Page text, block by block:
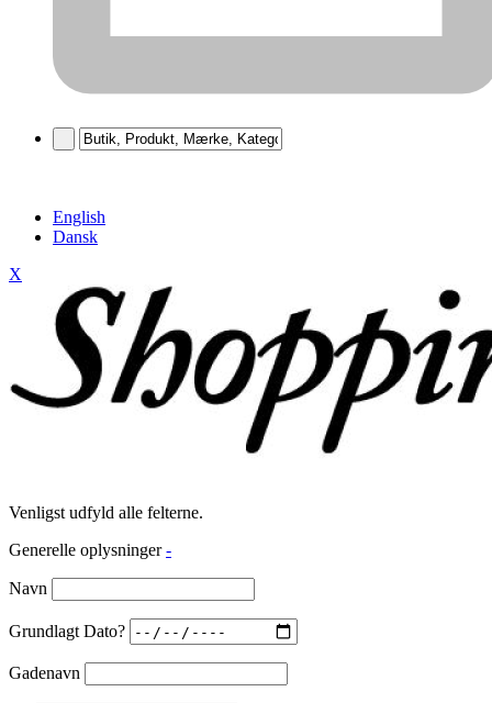
English
Dansk
X
Venligst udfyld alle felterne.
Generelle oplysninger -
Navn
Grundlagt Dato?
Gadenavn